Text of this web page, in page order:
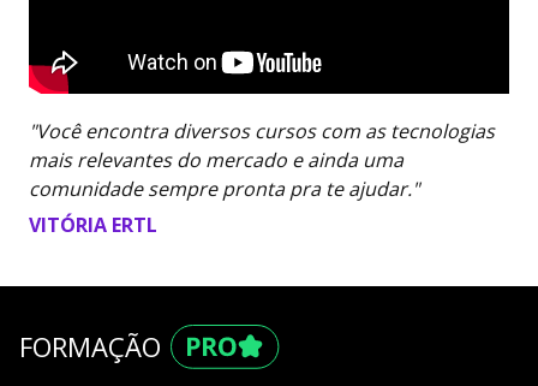
"Você encontra diversos cursos com as tecnologias
mais relevantes do mercado e ainda uma
comunidade sempre pronta pra te ajudar."
VITÓRIA ERTL
FORMAÇÃO